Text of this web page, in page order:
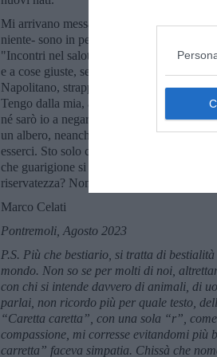
Mi arrivano messaggi dalla chat. A tutti
niente- sono in pensione, in vacanza,
"Incontri nel salotto d’Europa" -ottima
e a cose giuste, servite magari in salsa
Napolitano, strappando applausi ad una
Tengo dalla mia, a sinistra e
né sarò io a negare l’importanza
un albero, neanche il volo di un moscone
esserci. Sto solo cercando di guarire da
che guarigione si tratta di redenzione. Ma
riservatezza? Non lo so. I cani sono
Marco Celati
Pontremoli, Agosto 2023
P.S. Più che bestiario, si tratta di
mondo. Non so se per molti di noi,
con chi si intende davvero di animali, di
parlai, non ricordo più per quale testo,
“Caretta caretta”, con una sola “r”,
compassione, mi corresse evitandomi
carretta” faceva simpatia. Chissà che